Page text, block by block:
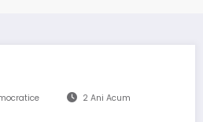
2 Ani Acum